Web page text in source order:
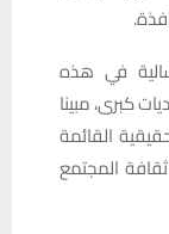
في هذه
كبرى، مبينا
القائمة
المجتمع